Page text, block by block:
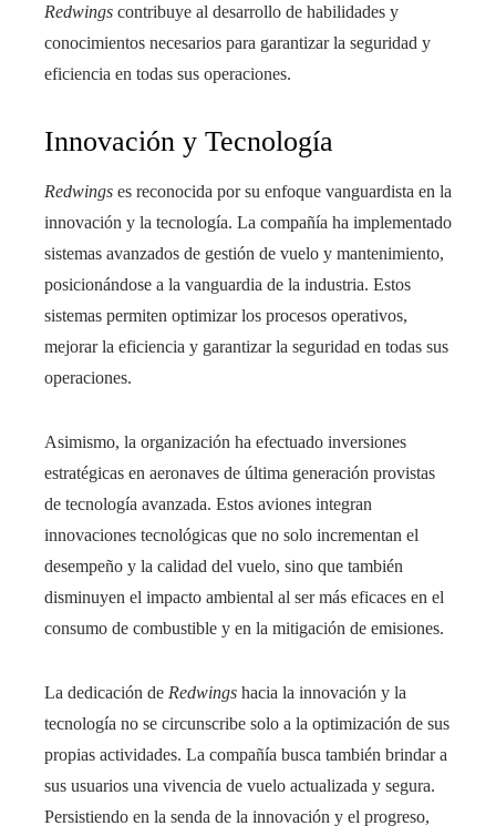
Redwings contribuye al desarrollo de habilidades y
conocimientos necesarios para garantizar la seguridad y
eficiencia en todas sus operaciones.
Innovación y Tecnología
Redwings es reconocida por su enfoque vanguardista en la
innovación y la tecnología. La compañía ha implementado
sistemas avanzados de gestión de vuelo y mantenimiento,
posicionándose a la vanguardia de la industria. Estos
sistemas permiten optimizar los procesos operativos,
mejorar la eficiencia y garantizar la seguridad en todas sus
operaciones.
Asimismo, la organización ha efectuado inversiones
estratégicas en aeronaves de última generación provistas
de tecnología avanzada. Estos aviones integran
innovaciones tecnológicas que no solo incrementan el
desempeño y la calidad del vuelo, sino que también
disminuyen el impacto ambiental al ser más eficaces en el
consumo de combustible y en la mitigación de emisiones.
La dedicación de Redwings hacia la innovación y la
tecnología no se circunscribe solo a la optimización de sus
propias actividades. La compañía busca también brindar a
sus usuarios una vivencia de vuelo actualizada y segura.
Persistiendo en la senda de la innovación y el progreso,